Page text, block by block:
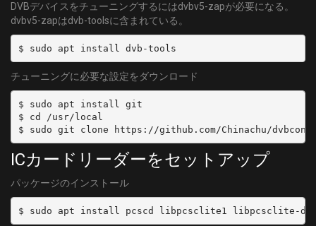
DVBデバイスをチューニングするにはdvbv5-zapが必要になる。
dvbv5-zapはdvb-toolsに含まれている。
チューニングに必要な設定をダウンロード
$ sudo apt install git
$ cd /usr/local
ICカードリーダーをセットアップ
パッケージのインストール